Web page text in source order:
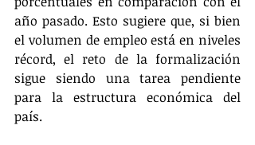
año pasado. Esto sugiere que, si bien
el volumen de empleo está en niveles
récord, el reto de la formalización
sigue siendo una tarea pendiente
para la estructura económica del
país.